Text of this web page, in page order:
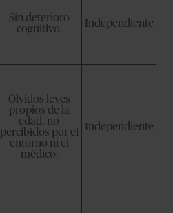
Sin deterioro
cognitivo.
Independiente
Olvidos leves
propios de la
edad, no
percibidos por el
entorno ni el
médico.
Independiente